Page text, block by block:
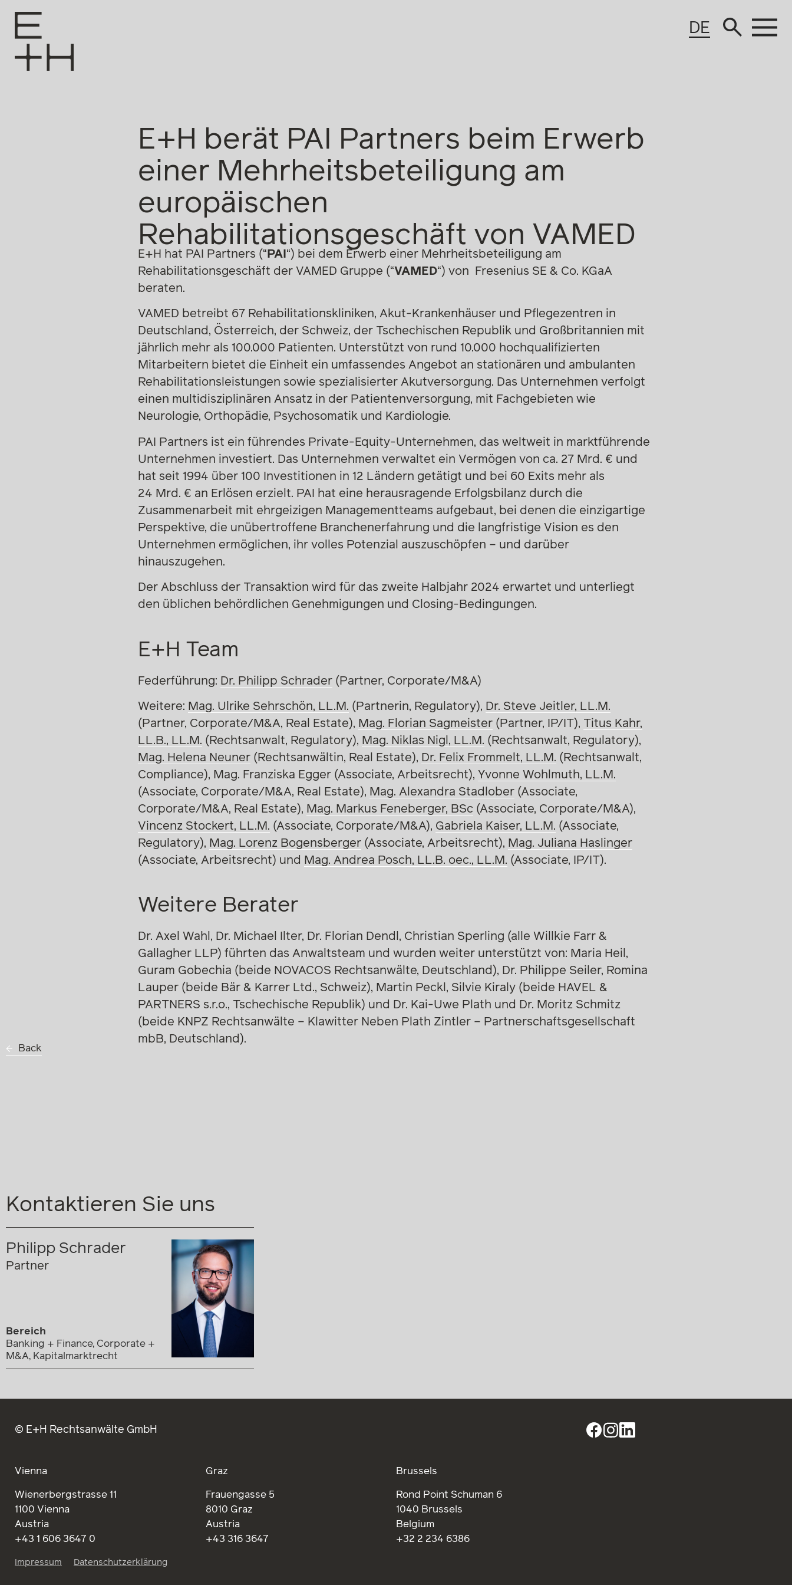
DE
Back
E+H berät PAI Partners beim Erwerb
einer Mehrheitsbeteiligung am
europäischen
Rehabilitationsgeschäft von VAMED
E+H hat PAI Partners (“ PAI “) bei dem Erwerb einer Mehrheitsbeteiligung am
Rehabilitationsgeschäft der VAMED Gruppe (“VAMED“) von Fresenius SE & Co. KGaA
beraten.
VAMED betreibt 67 Rehabilitationskliniken, Akut-Krankenhäuser und Pflegezentren in
Deutschland, Österreich, der Schweiz, der Tschechischen Republik und Großbritannien mit
jährlich mehr als 100.000 Patienten. Unterstützt von rund 10.000 hochqualifizierten
Mitarbeitern bietet die Einheit ein umfassendes Angebot an stationären und ambulanten
Rehabilitationsleistungen sowie spezialisierter Akutversorgung. Das Unternehmen verfolgt
einen multidisziplinären Ansatz in der Patientenversorgung, mit Fachgebieten wie
Neurologie, Orthopädie, Psychosomatik und Kardiologie.
PAI Partners ist ein führendes Private-Equity-Unternehmen, das weltweit in marktführende
Unternehmen investiert. Das Unternehmen verwaltet ein Vermögen von ca. 27 Mrd. € und
hat seit 1994 über 100 Investitionen in 12 Ländern getätigt und bei 60 Exits mehr als
24 Mrd. € an Erlösen erzielt. PAI hat eine herausragende Erfolgsbilanz durch die
Zusammenarbeit mit ehrgeizigen Managementteams aufgebaut, bei denen die einzigartige
Perspektive, die unübertroffene Branchenerfahrung und die langfristige Vision es den
Unternehmen ermöglichen, ihr volles Potenzial auszuschöpfen – und darüber
hinauszugehen.
Der Abschluss der Transaktion wird für das zweite Halbjahr 2024 erwartet und unterliegt
den üblichen behördlichen Genehmigungen und Closing-Bedingungen.
E+H Team
Federführung: Dr. Philipp Schrader(Partner, Corporate/M&A)
Weitere: Mag. Ulrike Sehrschön, LL.M. (Partnerin, Regulatory), Dr. Steve Jeitler, LL.M.
(Partner, Corporate/M&A, Real Estate), Mag. Florian Sagmeister(Partner, IP/IT), Titus Kahr,
LL.B., LL.M. (Rechtsanwalt, Regulatory), Mag. Niklas Nigl, LL.M. (Rechtsanwalt, Regulatory),
Mag. Helena Neuner(Rechtsanwältin, Real Estate), Dr. Felix Frommelt, LL.M. (Rechtsanwalt,
Compliance), Mag. Franziska Egger(Associate, Arbeitsrecht), Yvonne Wohlmuth, LL.M.
(Associate, Corporate/M&A, Real Estate), Mag. Alexandra Stadlober(Associate,
Corporate/M&A, Real Estate), Mag. Markus Feneberger, BSc (Associate, Corporate/M&A),
Vincenz Stockert, LL.M. (Associate, Corporate/M&A), Gabriela Kaiser, LL.M. (Associate,
Regulatory), Mag. Lorenz Bogensberger(Associate, Arbeitsrecht), Mag. Juliana Haslinger
(Associate, Arbeitsrecht) und Mag. Andrea Posch, LL.B. oec., LL.M. (Associate, IP/IT).
Weitere Berater
Dr. Axel Wahl, Dr. Michael Ilter, Dr. Florian Dendl, Christian Sperling (alle Willkie Farr &
Gallagher LLP) führten das Anwaltsteam und wurden weiter unterstützt von: Maria Heil,
Guram Gobechia (beide NOVACOS Rechtsanwälte, Deutschland), Dr. Philippe Seiler, Romina
Lauper (beide Bär & Karrer Ltd., Schweiz), Martin Peckl, Silvie Kiraly (beide HAVEL &
PARTNERS s.r.o., Tschechische Republik) und Dr. Kai-Uwe Plath und Dr. Moritz Schmitz
(beide KNPZ Rechtsanwälte – Klawitter Neben Plath Zintler – Partnerschaftsgesellschaft
mbB, Deutschland).
Kontaktieren Sie uns
Philipp Schrader
Partner
Bereich
Banking + Finance, Corporate +
M&A, Kapitalmarktrecht
© E+H Rechtsanwälte GmbH
Vienna
Wienerbergstrasse 11
1100 Vienna
Austria
+43 1 606 3647 0
Graz
Frauengasse 5
8010 Graz
Austria
+43 316 3647
Brussels
Rond Point Schuman 6
1040 Brussels
Belgium
+32 2 234 6386
Impressum Datenschutzerklärung